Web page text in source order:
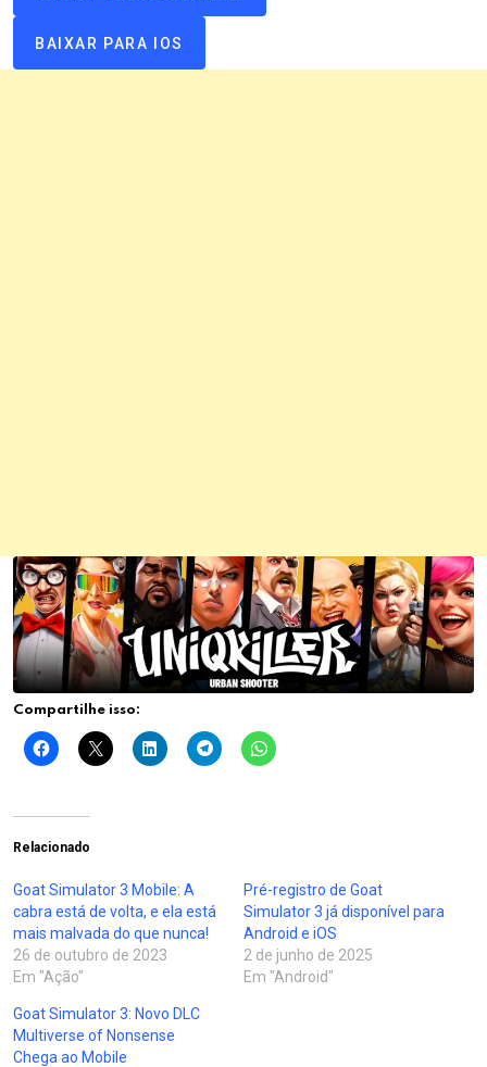
BAIXAR PARA IOS
Compartilhe isso:
Relacionado
Goat Simulator 3 Mobile: A
cabra está de volta, e ela está
mais malvada do que nunca!
26 de outubro de 2023
Em "Ação"
Pré-registro de Goat
Simulator 3 já disponível para
Android e iOS
2 de junho de 2025
Em "Android"
Goat Simulator 3: Novo DLC
Multiverse of Nonsense
Chega ao Mobile